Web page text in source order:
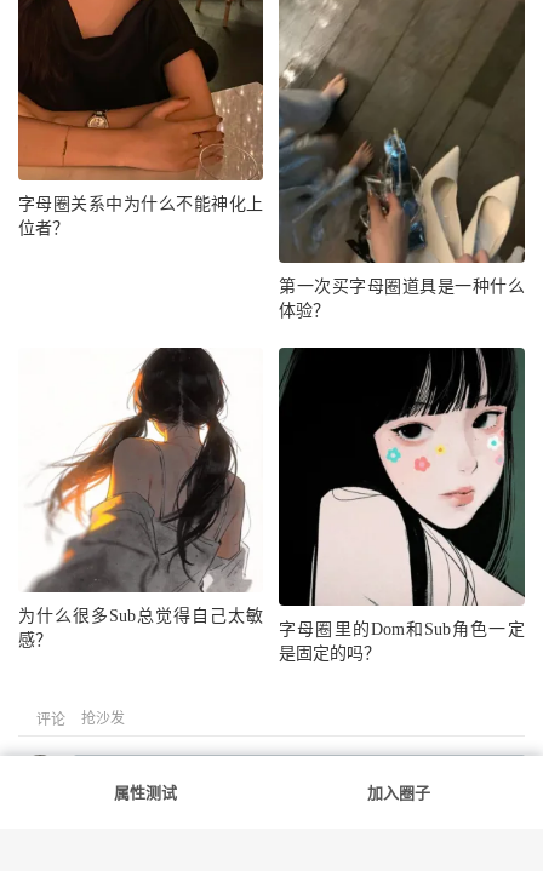
字母圈关系中为什么不能神化上
位者？
第一次买字母圈道具是一种什么
体验？
为什么很多Sub总觉得自己太敏
感？
字母圈里的Dom和Sub角色一定
是固定的吗？
评论 抢沙发
属性测试 加入圈子